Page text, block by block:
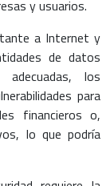
y usuarios.
a Internet y
de datos
los
para
financieros o,
lo que podría